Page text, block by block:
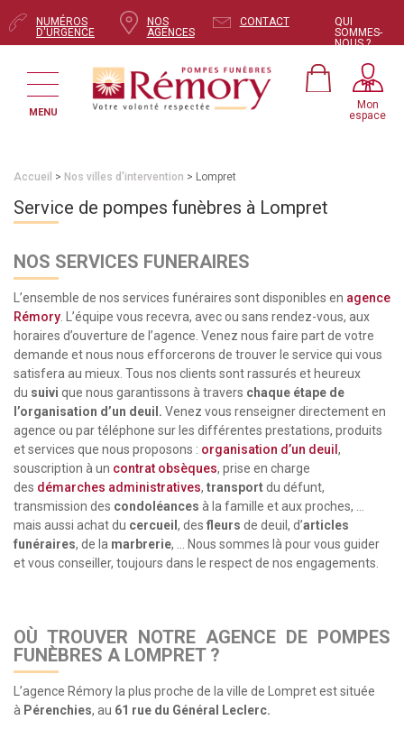
NUMÉROS
D'URGENCE
NOS
AGENCES
CONTACT
QUI
SOMMES-
NOUS ?
MENU
Mon
espace
Accueil > Nos villes d'intervention > Lompret
Service de pompes funèbres à Lompret
NOS SERVICES FUNERAIRES
L’ensemble de nos services funéraires sont disponibles en agence
Rémory . L’équipe vous recevra, avec ou sans rendez-vous, aux
horaires d’ouverture de l’agence. Venez nous faire part de votre
demande et nous nous efforcerons de trouver le service qui vous
satisfera au mieux. Tous nos clients sont rassurés et heureux
du suivi que nous garantissons à travers chaque étape de
l’organisation d’un deuil. Venez vous renseigner directement en
agence ou par téléphone sur les différentes prestations, produits
et services que nous proposons : organisation d’un deuil ,
souscription à un contrat obsèques, prise en charge
des démarches administratives, transportdu défunt,
transmission des condoléances à la famille et aux proches, …
mais aussi achat du cercueil , des fleurs de deuil, d’articles
funéraires, de la marbrerie, … Nous sommes là pour vous guider
et vous conseiller, toujours dans le respect de nos engagements.
OÙ TROUVER NOTRE AGENCE DE POMPES
FUNÈBRES A LOMPRET ?
L’agence Rémory la plus proche de la ville de Lompret est située
à Pérenchies, au 61 rue du Général Leclerc.